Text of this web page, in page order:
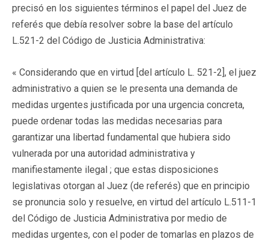
precisó en los siguientes términos el papel del Juez de
referés que debía resolver sobre la base del artículo
L.521-2 del Código de Justicia Administrativa:
« Considerando que en virtud [del artículo L. 521-2], el juez
administrativo a quien se le presenta una demanda de
medidas urgentes justificada por una urgencia concreta,
puede ordenar todas las medidas necesarias para
garantizar una libertad fundamental que hubiera sido
vulnerada por una autoridad administrativa y
manifiestamente ilegal ; que estas disposiciones
legislativas otorgan al Juez (de referés) que en principio
se pronuncia solo y resuelve, en virtud del artículo L.511-1
del Código de Justicia Administrativa por medio de
medidas urgentes, con el poder de tomarlas en plazos de